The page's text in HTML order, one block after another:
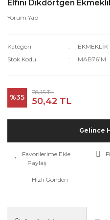
Elfini Dikdörtgen
Yorum Yap
Kategori
EKMEKLİK
Stok Kodu
MAB761M
%35
78,15 TL
50,42 TL
Gelince
Paylaş
Hızlı Gönderi